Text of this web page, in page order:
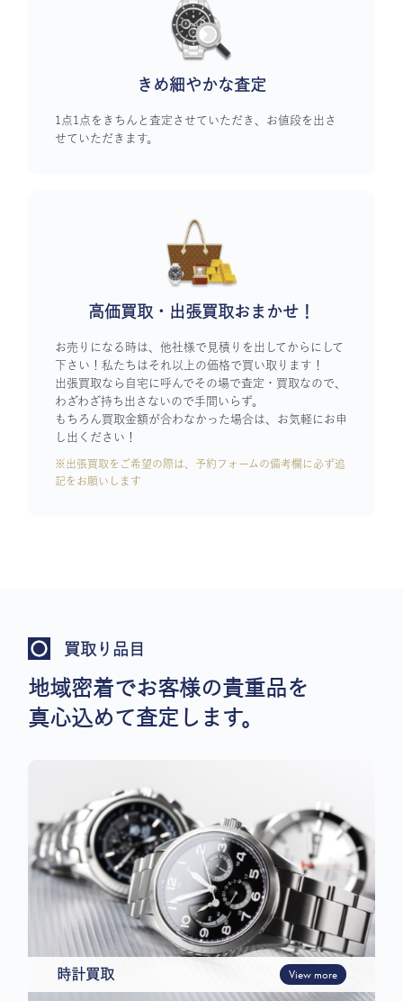
きめ細やかな査定
1点1点をきちんと査定させていただき、お値段を出さ
せていただきます。
高価買取・出張買取おまかせ！
お売りになる時は、他社様で見積りを出してからにして
下さい！私たちはそれ以上の価格で買い取ります！
出張買取なら自宅に呼んでその場で査定・買取なので、
わざわざ持ち出さないので手間いらず。
もちろん買取金額が合わなかった場合は、お気軽にお申
し出ください！
※出張買取をご希望の際は、予約フォームの備考欄に必ず追
記をお願いします
買取り品目
地域密着でお客様の貴重品を
真心込めて査定します。
時計買取 View more